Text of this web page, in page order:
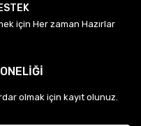
için Her zaman Hazırlar
olmak için kayıt olunuz.